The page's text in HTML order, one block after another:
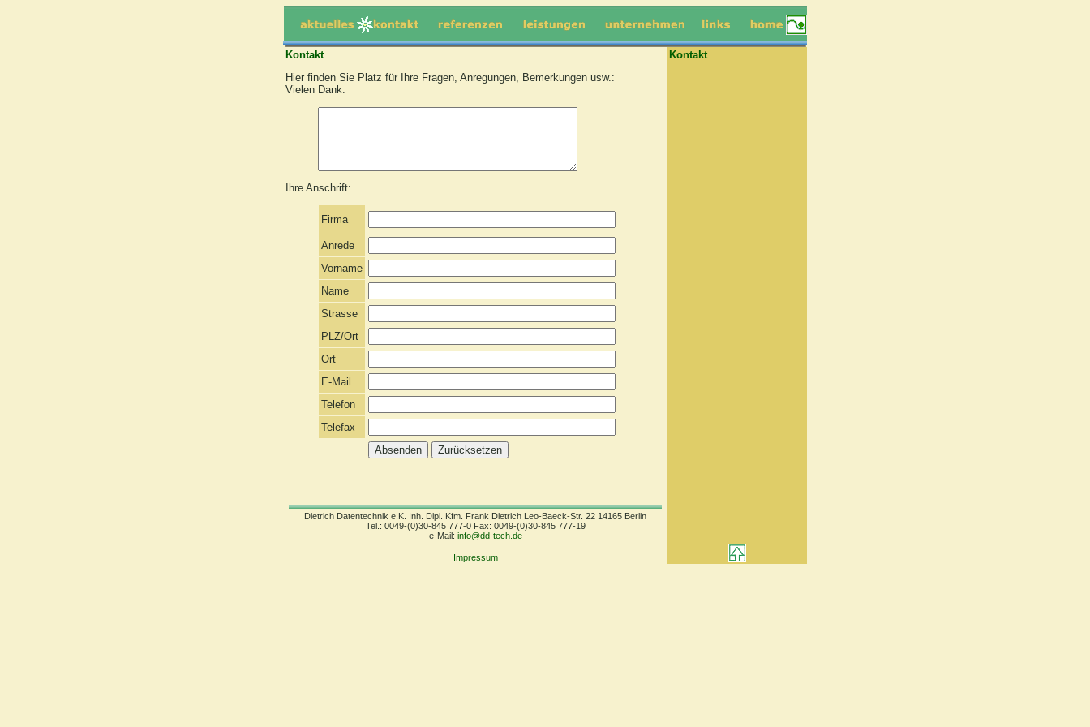
Kontakt
Hier finden Sie Platz für Ihre Fragen, Anregungen, Bemerkungen usw.:
Vielen Dank.
Ihre Anschrift:
Firma
Anrede
Vorname
Name
Strasse
PLZ/Ort
Ort
E-Mail
Telefon
Telefax
Kontakt
Dietrich Datentechnik e.K. Inh. Dipl. Kfm. Frank Dietrich Leo-Baeck-Str. 22 14165 Berlin
Tel.: 0049-(0)30-845 777-0 Fax: 0049-(0)30-845 777-19
e-Mail: info@dd-tech.de
Impressum